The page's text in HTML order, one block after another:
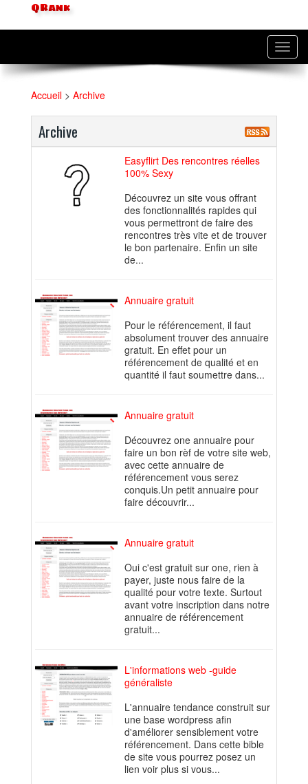
QRank
Accueil > Archive
Archive
Easyflirt Des rencontres réelles
100% Sexy
Découvrez un site vous offrant
des fonctionnalités rapides qui
vous permettront de faire des
rencontres très vite et de trouver
le bon partenaire. Enfin un site
de...
Annuaire gratuit
Pour le référencement, il faut
absolument trouver des annuaire
gratuit. En effet pour un
référencement de qualité et en
quantité il faut soumettre dans...
Annuaire gratuit
Découvrez one annuaire pour
faire un bon rèf de votre site web,
avec cette annuaire de
référencement vous serez
conquis.Un petit annuaire pour
faire découvrir...
Annuaire gratuit
Oui c'est gratuit sur one, rien à
payer, juste nous faire de la
qualité pour votre texte. Surtout
avant votre inscription dans notre
annuaire de référencement
gratuit...
L'informations web -guide
généraliste
L'annuaire tendance construit sur
une base wordpress afin
d'améliorer sensiblement votre
référencement. Dans cette bible
de site vous pourrez posez un
lien voir plus si vous...